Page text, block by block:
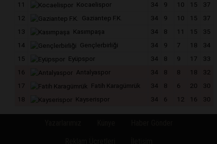
11
Kocaelispor 34 9 10 15
37
12
Gaziantep F.K. 34 9 10 15
37
13
Kasımpaşa 34 8 11 15
35
14
Gençlerbirliği 34 9 7 18
34
15
Eyüpspor 34 8 9 17
33
16
Antalyaspor 34 8 8 18
32
17
Fatih Karagümrük 34 8 6 20
30
18
Kayserispor 34 6 12 16 30